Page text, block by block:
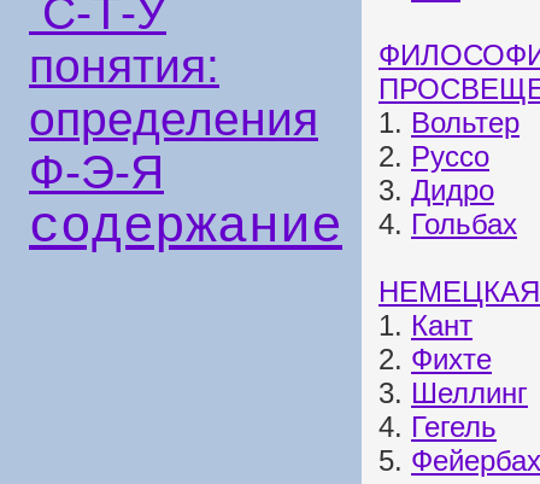
С-Т-У
понятия:
определения
Ф-Э-Я
содержание
1. Вольтер
2. Руссо
3. Дидро
4. Гольбах
1. Кант
2. Фихте
3. Шеллинг
4. Гегель
5. Фейербах